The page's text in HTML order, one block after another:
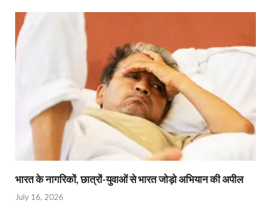
भारत के नागरिकों, छात्रों-युवाओं से भारत जोड़ो अभियान की अपील
July 16, 2026